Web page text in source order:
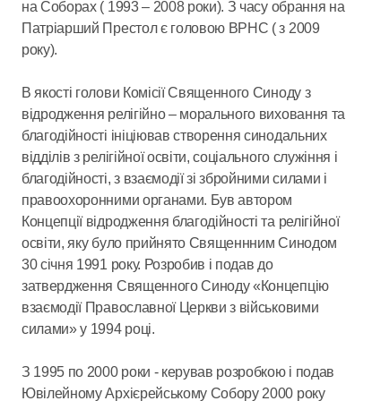
на Соборах ( 1993 – 2008 роки). З часу обрання на
Патріарший Престол є головою ВРНС ( з 2009
року).
В якості голови Комісії Священного Синоду з
відродження релігійно – морального виховання та
благодійності ініціював створення синодальних
відділів з релігійної освіти, соціального служіння і
благодійності, з взаємодії зі збройними силами і
правоохоронними органами. Був автором
Концепції відродження благодійності та релігійної
освіти, яку було прийнято Священнним Синодом
30 січня 1991 року. Розробив і подав до
затвердження Священного Синоду «Концепцію
взаємодії Православної Церкви з військовими
силами» у 1994 році.
З 1995 по 2000 роки - керував розробкою і подав
Ювілейному Архієрейському Собору 2000 року